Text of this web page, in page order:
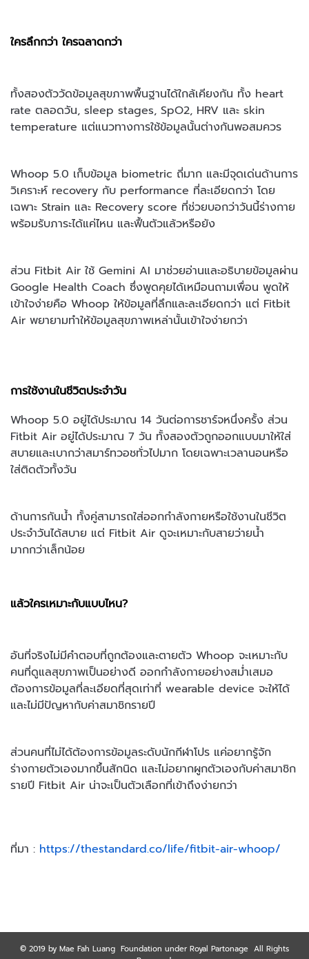
ใครลึกกว่า ใครฉลาดกว่า
ทั้งสองตัววัดข้อมูลสุขภาพพื้นฐานได้ใกล้เคียงกัน ทั้ง heart
rate ตลอดวัน, sleep stages, SpO2, HRV และ skin
temperature แต่แนวทางการใช้ข้อมูลนั้นต่างกันพอสมควร
Whoop 5.0 เก็บข้อมูล biometric ถี่มาก และมีจุดเด่นด้านการ
วิเคราะห์ recovery กับ performance ที่ละเอียดกว่า โดย
เฉพาะ Strain และ Recovery score ที่ช่วยบอกว่าวันนี้ร่างกาย
พร้อมรับภาระได้แค่ไหน และฟื้นตัวแล้วหรือยัง
ส่วน Fitbit Air ใช้ Gemini AI มาช่วยอ่านและอธิบายข้อมูลผ่าน
Google Health Coach ซึ่งพูดคุยได้เหมือนถามเพื่อน พูดให้
เข้าใจง่ายคือ Whoop ให้ข้อมูลที่ลึกและละเอียดกว่า แต่ Fitbit
Air พยายามทำให้ข้อมูลสุขภาพเหล่านั้นเข้าใจง่ายกว่า
การใช้งานในชีวิตประจำวัน
Whoop 5.0 อยู่ได้ประมาณ 14 วันต่อการชาร์จหนึ่งครั้ง ส่วน
Fitbit Air อยู่ได้ประมาณ 7 วัน ทั้งสองตัวถูกออกแบบมาให้ใส่
สบายและเบากว่าสมาร์ทวอชทั่วไปมาก โดยเฉพาะเวลานอนหรือ
ใส่ติดตัวทั้งวัน
ด้านการกันน้ำ ทั้งคู่สามารถใส่ออกกำลังกายหรือใช้งานในชีวิต
ประจำวันได้สบาย แต่ Fitbit Air ดูจะเหมาะกับสายว่ายน้ำ
มากกว่าเล็กน้อย
แล้วใครเหมาะกับแบบไหน?
อันที่จริงไม่มีคำตอบที่ถูกต้องและตายตัว Whoop จะเหมาะกับ
คนที่ดูแลสุขภาพเป็นอย่างดี ออกกำลังกายอย่างสม่ำเสมอ
ต้องการข้อมูลที่ละเอียดที่สุดเท่าที่ wearable device จะให้ได้
และไม่มีปัญหากับค่าสมาชิกรายปี
ส่วนคนที่ไม่ได้ต้องการข้อมูลระดับนักกีฬาโปร แค่อยากรู้จัก
ร่างกายตัวเองมากขึ้นสักนิด และไม่อยากผูกตัวเองกับค่าสมาชิก
รายปี Fitbit Air น่าจะเป็นตัวเลือกที่เข้าถึงง่ายกว่า
ที่มา : https://thestandard.co/life/fitbit-air-whoop/
© 2019 by Mae Fah Luang Foundation under Royal Partonage All Rights